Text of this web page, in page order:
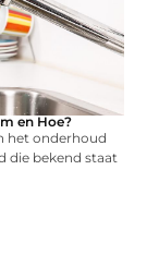
en Hoe?
het onderhoud
die bekend staat